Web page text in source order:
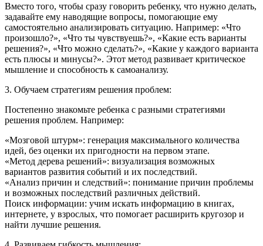
Вместо того, чтобы сразу говорить ребенку, что нужно делать,
задавайте ему наводящие вопросы, помогающие ему
самостоятельно анализировать ситуацию. Например: «Что
произошло?», «Что ты чувствуешь?», «Какие есть варианты
решения?», «Что можно сделать?», «Какие у каждого варианта
есть плюсы и минусы?». Этот метод развивает критическое
мышление и способность к самоанализу.
3. Обучаем стратегиям решения проблем:
Постепенно знакомьте ребенка с разными стратегиями
решения проблем. Например:
«Мозговой штурм»: генерация максимального количества
идей, без оценки их пригодности на первом этапе.
«Метод дерева решений»: визуализация возможных
вариантов развития событий и их последствий.
«Анализ причин и следствий»: понимание причин проблемы
и возможных последствий различных действий.
Поиск информации: учим искать информацию в книгах,
интернете, у взрослых, что помогает расширить кругозор и
найти лучшие решения.